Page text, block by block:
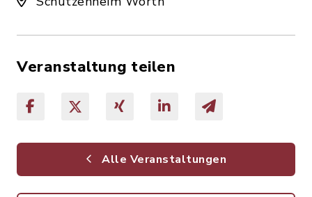
Veranstaltung teilen
Alle Veranstaltungen